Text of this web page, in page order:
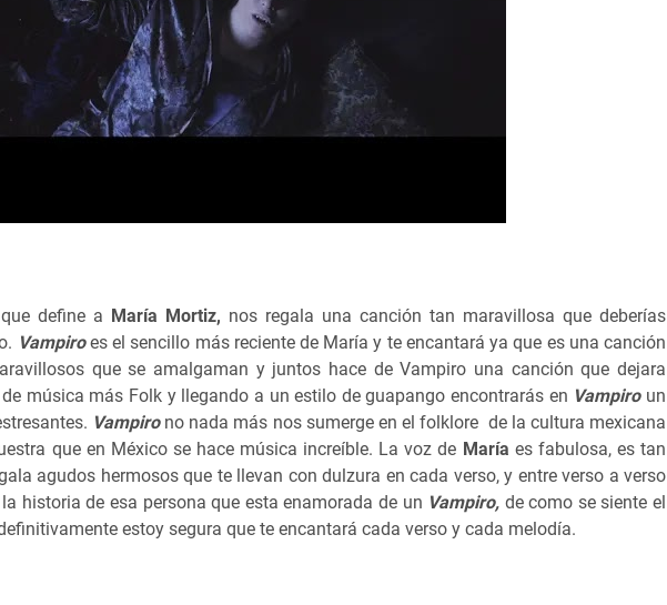
define a María Mortiz, nos regala una canción tan maravillosa que deberías
Vampiroes el sencillo más reciente de María y te encantará ya que es una canción
que se amalgaman y juntos hace de Vampiro una canción que dejara
música más Folk y llegando a un estilo de guapango encontrarás en Vampiroun
Vampirono nada más nos sumerge en el folklore de la cultura mexicana
que en México se hace música increíble. La voz de María es fabulosa, es tan
agudos hermosos que te llevan con dulzura en cada verso, y entre verso a verso
historia de esa persona que esta enamorada de un Vampiro, de como se siente el
estoy segura que te encantará cada verso y cada melodía.